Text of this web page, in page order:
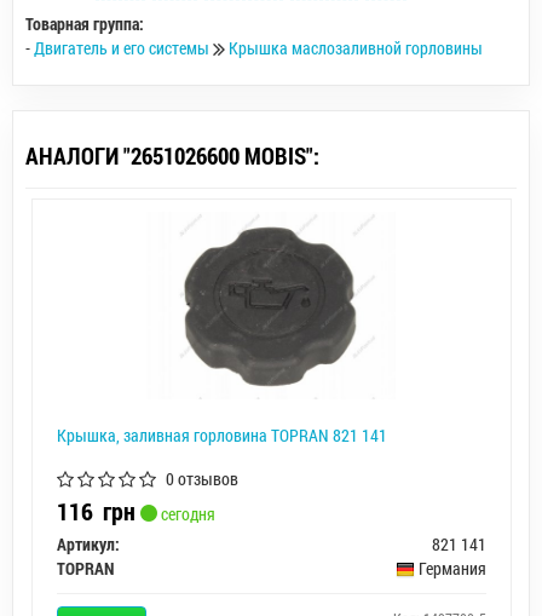
Товарная группа:
- Двигатель и его системы Крышка маслозаливной горловины
АНАЛОГИ "2651026600 MOBIS":
Крышка, заливная горловина TOPRAN 821 141
0 отзывов
116 грн
сегодня
Артикул:
821 141
TOPRAN
Германия